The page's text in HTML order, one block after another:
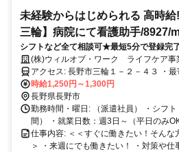
未経験からはじめられる 高時
三輪】病院にて看護助手/8927/
シフトなど全て相談可★最短5分で登録完
(株)ウィルオブ・ワーク ライフケア
アクセス: 長野市三輪１－２－４３ ・最寄り駅：本郷(長野県)(長野線)
駅 徒歩20分
時給1,250円～1,300円
長野県長野市
勤務時間・曜日: （派遣社員） ・シフ
間） ・就業日数：週3日～（平日のみOK
仕事内容: ＜＜すぐに働きたい！そんな
＞ ・来週にでも働きたい！ ・対策や